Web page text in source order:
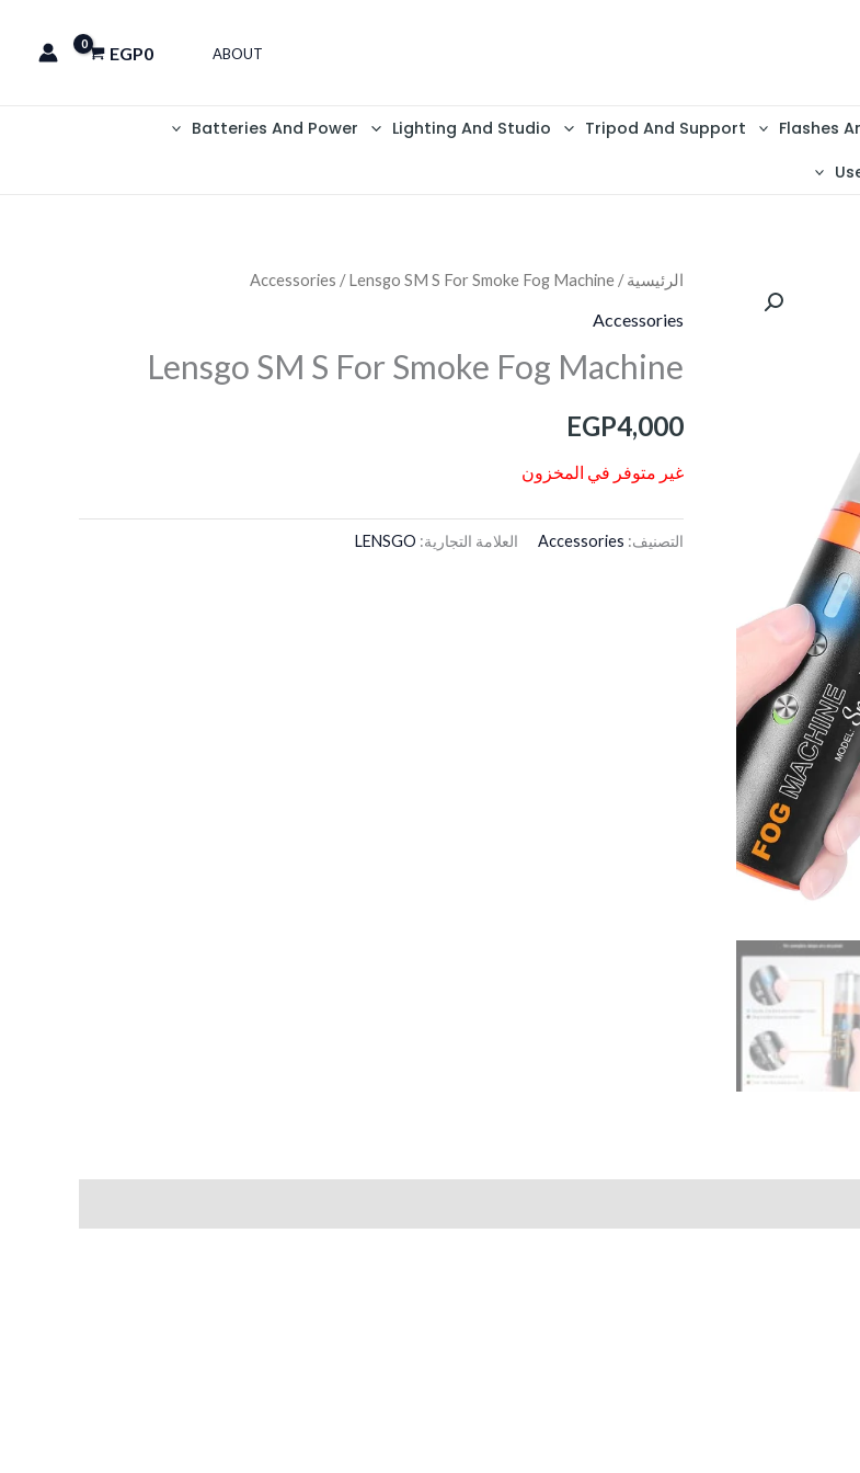
ABOUT
EGP0
Flashes
Tripod And Support
Lighting And Studio
Batteries And Power
الرئيسية/
Accessories / Lensgo SM S For Smoke Fog Machine
Accessories
Lensgo SM S For Smoke Fog Machine
EGP4,000
غير متوفر في المخزون
التصنيف: Accessories العلامة التجارية: LENSGO